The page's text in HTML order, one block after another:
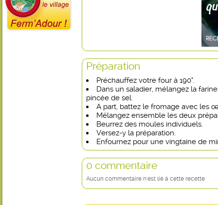
Préparation
Préchauffez votre four à 190°.
Dans un saladier, mélangez la
pincée de sel.
A part, battez le fromage avec les
Mélangez ensemble les deux
Beurrez des moules individuels.
Versez-y la préparation.
Enfournez pour une vingtaine de
0 commentaire
Aucun commentaire n'est lié à cette recette